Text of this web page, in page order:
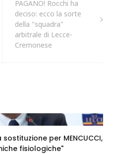
PAGANO! Rocchi ha
deciso: ecco la sorte
della "squadra"
arbitrale di Lecce-
Cremonese
sostituzione per MENCUCCI,
fisiologiche"